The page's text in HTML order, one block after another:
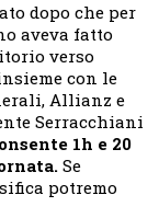
dopo che per
aveva fatto
verso
con le
Allianz e
Serracchiani
1h e 20
Se
potremo